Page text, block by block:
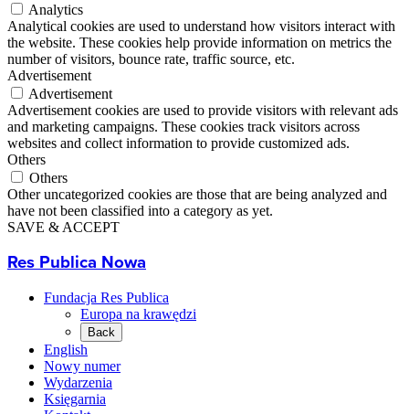
Analytics
Analytical cookies are used to understand how visitors interact with
the website. These cookies help provide information on metrics the
number of visitors, bounce rate, traffic source, etc.
Advertisement
Advertisement
Advertisement cookies are used to provide visitors with relevant ads
and marketing campaigns. These cookies track visitors across
websites and collect information to provide customized ads.
Others
Others
Other uncategorized cookies are those that are being analyzed and
have not been classified into a category as yet.
SAVE & ACCEPT
Res Publica Nowa
Fundacja Res Publica
Europa na krawędzi
Back
English
Nowy numer
Wydarzenia
Księgarnia